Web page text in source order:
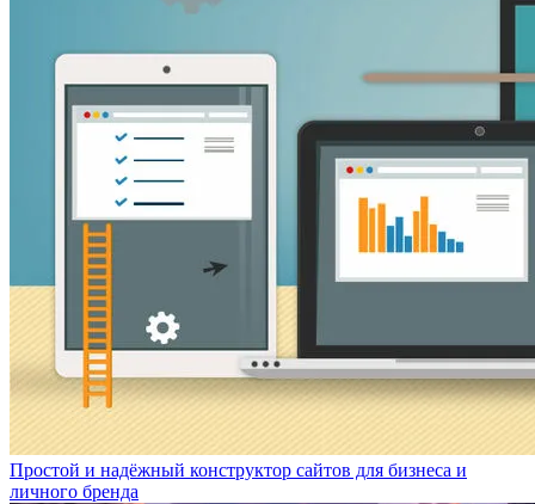
Простой и надёжный конструктор сайтов для бизнеса и
личного бренда